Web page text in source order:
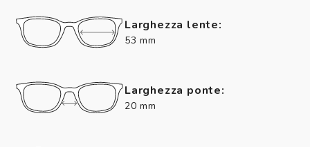
Larghezza lente:
53 mm
Larghezza ponte:
20 mm